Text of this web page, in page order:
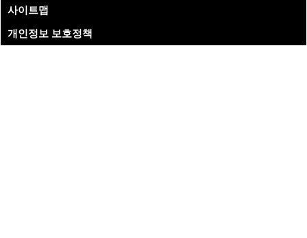
사이트맵
개인정보 보호정책